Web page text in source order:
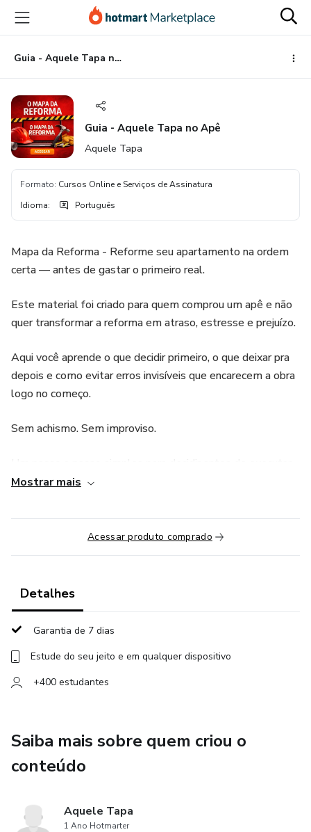
para
conteúdo
principal
para
pagamento
para
rodapé
Guia - Aquele Tapa no Apê
Guia - Aquele Tapa no Apê
Aquele Tapa
Formato: Cursos Online e Serviços de Assinatura
Idioma: Português
Mapa da Reforma - Reforme seu apartamento na ordem
certa — antes de gastar o primeiro real.
Este material foi criado para quem comprou um apê e não
quer transformar a reforma em atraso, estresse e prejuízo.
Aqui você aprende o que decidir primeiro, o que deixar pra
depois e como evitar erros invisíveis que encarecem a obra
logo no começo.
Sem achismo. Sem improviso.
manter o controle da obra e fugir das ciladas mais comuns
👉 Ideal para quem nunca reformou, mas quer fazer certo
desde o início.
Mostrar mais
Acessar produto comprado
Detalhes
Garantia de 7 dias
Estude do seu jeito e em qualquer dispositivo
+400 estudantes
Saiba mais sobre quem criou o
conteúdo
Aquele Tapa
1 Ano Hotmarter